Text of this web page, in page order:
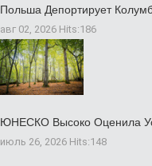
Польша Депортирует
авг 02, 2026 Hits:186
ЮНЕСКО Высоко Оценила
июль 26, 2026 Hits:148